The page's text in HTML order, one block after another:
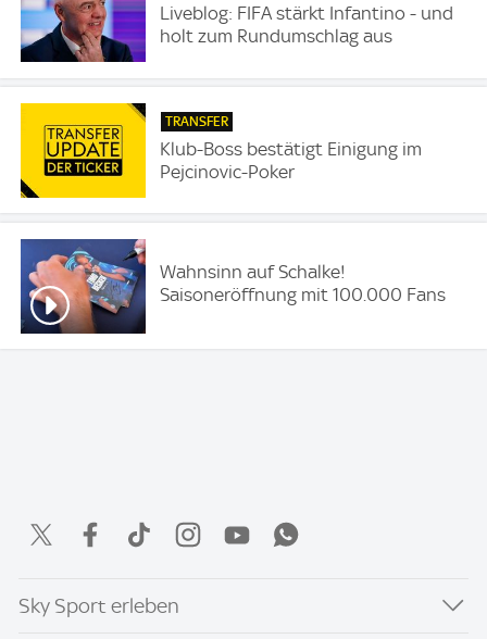
Liveblog: FIFA stärkt Infantino - und
holt zum Rundumschlag aus
TRANSFER
Klub-Boss bestätigt Einigung im
Pejcinovic-Poker
Wahnsinn auf Schalke!
Saisoneröffnung mit 100.000 Fans
Sky Sport erleben